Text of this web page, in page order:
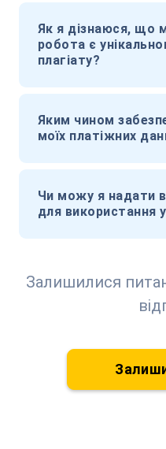
Як я дізнаюся, що
робота є
плагіату?
Яким чином
моїх платіжних
Чи можу я надати
для використання
Залишилися